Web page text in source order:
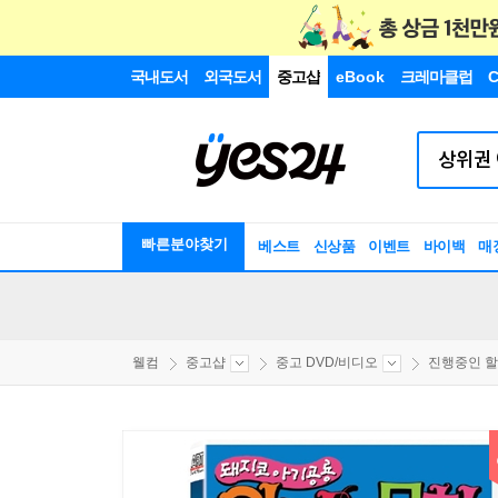
국내도서 외국도서 중고샵 eBook 크레마클럽
빠른분야찾기 베스트 신상품 이벤트 바이백 매
웰컴 중고샵 중고 DVD/비디오 진행중인